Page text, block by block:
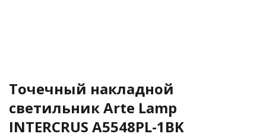
Точечный накладной
светильник Arte Lamp
INTERCRUS A5548PL-1BK